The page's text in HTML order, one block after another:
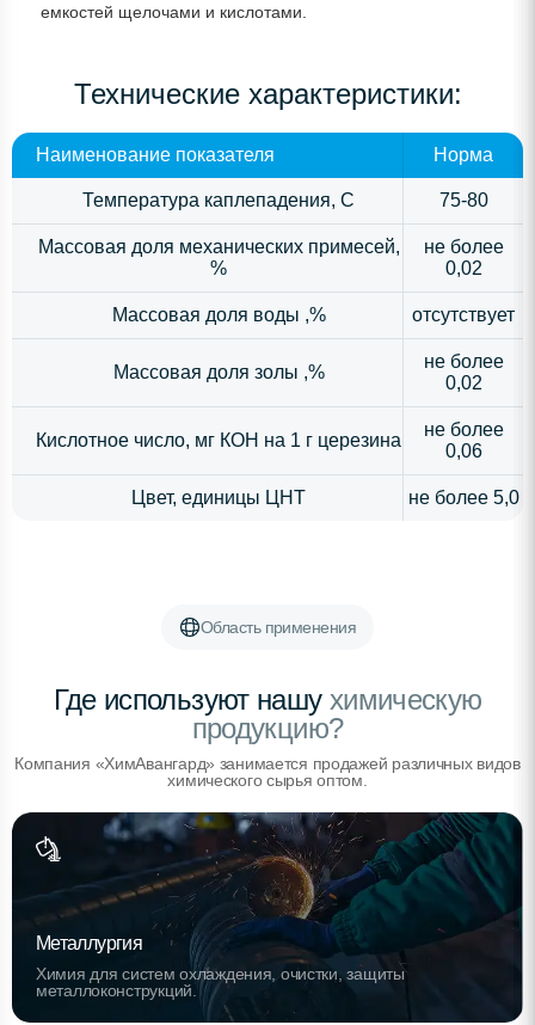
емкостей щелочами и кислотами.
Технические характеристики:
Наименование показателя Норма
Температура каплепадения, С 75-80
Массовая доля механических примесей,
%
не более
0,02
Массовая доля воды ,% отсутствует
Массовая доля золы ,%
не более
0,02
Кислотное число, мг КОН на 1 г церезина
не более
0,06
Цвет, единицы ЦНТ не более 5,0
Область применения
Где используют нашухимическую
продукцию?
Компания «ХимАвангард» занимается продажей различных видов
химического сырья оптом.
Металлургия
Химия для систем охлаждения, очистки, защиты
металлоконструкций.